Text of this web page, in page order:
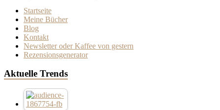
Startseite
Meine Bücher
Blog
Kontakt
Newsletter oder Kaffee von gestern
Rezensionsgenerator
Aktuelle Trends